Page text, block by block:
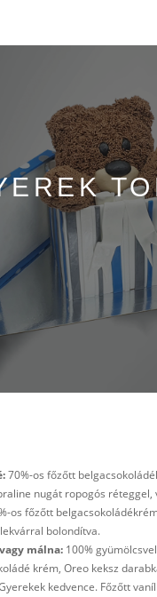
70%-os főzőtt
nugát ropogós réteggel,
os főzőtt
bolondítva.
málna: 100%
krém, Oreo keksz
kedvence. Főzőtt